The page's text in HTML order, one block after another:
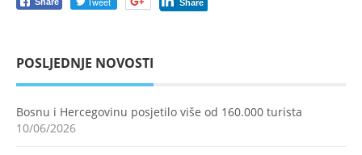
Share
POSLJEDNJE NOVOSTI
Bosnu i Hercegovinu posjetilo više od 160.000 turista
10/06/2026